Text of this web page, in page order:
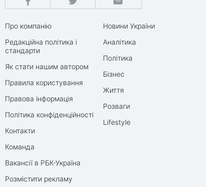
Про компанію
Редакційна політика і
стандарти
Як стати нашим автором
Правила користування
Правова інформація
Політика конфіденційності
Контакти
Команда
Вакансії в РБК-Україна
Розмістити рекламу
Новини України
Аналітика
Політика
Бізнес
Життя
Розваги
Lifestyle